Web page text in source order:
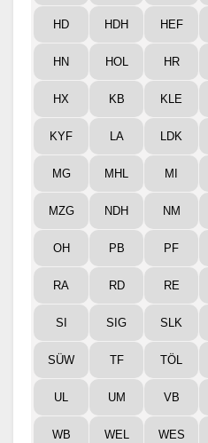
HD HDH HEF
HN HOL HR
HX KB KLE
KYF LA LDK
MG MHL MI
MZG NDH NM
OH PB PF
RA RD RE
SI SIG SLK
SÜW TF TÖL
UL UM VB
WB WEL WES